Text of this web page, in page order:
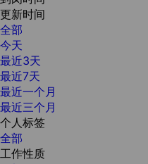
更新时间
全部
今天
最近3天
最近7天
最近一个月
最近三个月
个人标签
全部
工作性质